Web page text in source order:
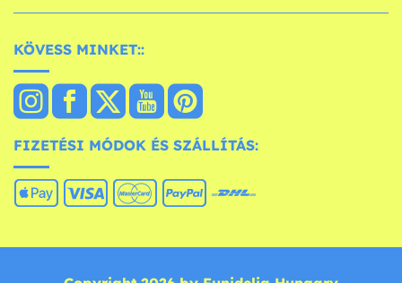
KÖVESS MINKET::
FIZETÉSI MÓDOK ÉS SZÁLLÍTÁS: